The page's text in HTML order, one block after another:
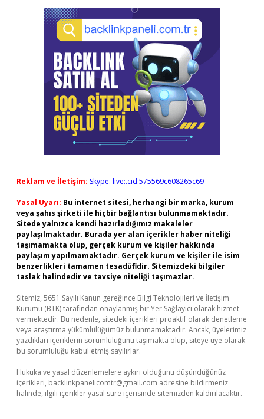
Reklam ve İletişim: Skype: live:.cid.575569c608265c69
Yasal Uyarı: Bu internet sitesi, herhangi bir marka, kurum
veya şahıs şirketi ile hiçbir bağlantısı bulunmamaktadır.
Sitede yalnızca kendi hazırladığımız makaleler
paylaşılmaktadır. Burada yer alan içerikler haber niteliği
taşımamakta olup, gerçek kurum ve kişiler hakkında
paylaşım yapılmamaktadır. Gerçek kurum ve kişiler ile isim
benzerlikleri tamamen tesadüfidir. Sitemizdeki bilgiler
taslak halindedir ve tavsiye niteliği taşımazlar.
Sitemiz, 5651 Sayılı Kanun gereğince Bilgi Teknolojileri ve İletişim
Kurumu (BTK) tarafından onaylanmış bir Yer Sağlayıcı olarak hizmet
vermektedir. Bu nedenle, sitedeki içerikleri proaktif olarak denetleme
veya araştırma yükümlülüğümüz bulunmamaktadır. Ancak, üyelerimiz
yazdıkları içeriklerin sorumluluğunu taşımakta olup, siteye üye olarak
bu sorumluluğu kabul etmiş sayılırlar.
Hukuka ve yasal düzenlemelere aykırı olduğunu düşündüğünüz
içerikleri, backlinkpanelicomtr@gmail.com adresine bildirmeniz
halinde, ilgili içerikler yasal süre içerisinde sitemizden kaldırılacaktır.